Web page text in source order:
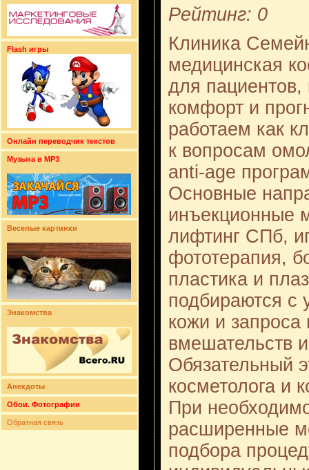
Flash игры
Онлайн переводчик текстов
Музыка в MP3
Веселые картинки
Знакомства
Анекдоты
Обои. Фотографии
Обратная связь
Рейтинг: 0
Клиника
медицинская
для пациентов,
комфорт и
работаем как
к вопросам
anti-age
Основные
инъекционные
лифтинг СПб,
фототерапия,
пластика и
подбираются с
кожи и запроса
вмешательств
Обязательный
косметолога и
При
расширенные
подбора